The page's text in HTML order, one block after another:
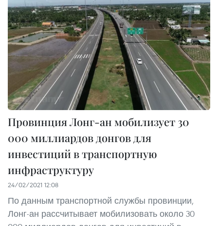
Провинция Лонг-ан мобилизует 30
000 миллиардов донгов для
инвестиций в транспортную
инфраструктуру
24/02/2021 12:08
По данным транспортной службы провинции,
Лонг-ан рассчитывает мобилизовать около 30